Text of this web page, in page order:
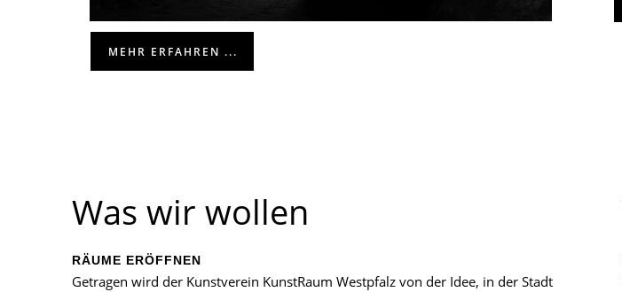
MEHR ERFAHREN ...
Was wir wollen
RÄUME ERÖFFNEN
Getragen wird der Kunstverein KunstRaum Westpfalz von der Idee, in der Stadt